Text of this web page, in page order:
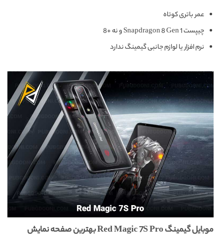
عمر باتری کوتاه
چیپست Snapdragon 8 Gen 1 و نه +8
نرم افزار یا لوازم جانبی گیمینگ ندارد
موبایل گیمینگ Red Magic 7S Pro بهترین صفحه نمایش